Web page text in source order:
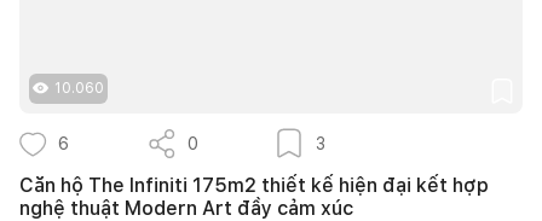
10.060
6 0 3
Căn hộ The Infiniti 175m2 thiết kế hiện đại kết hợp
nghệ thuật Modern Art đầy cảm xúc